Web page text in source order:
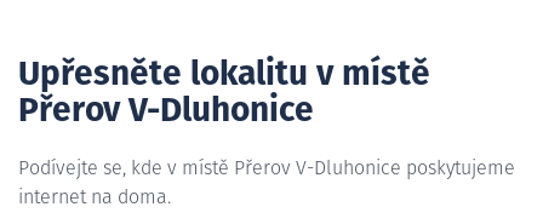
Upřesněte lokalitu v místě
Přerov V-Dluhonice
Podívejte se, kde v místě Přerov V-Dluhonice poskytujeme
internet na doma.